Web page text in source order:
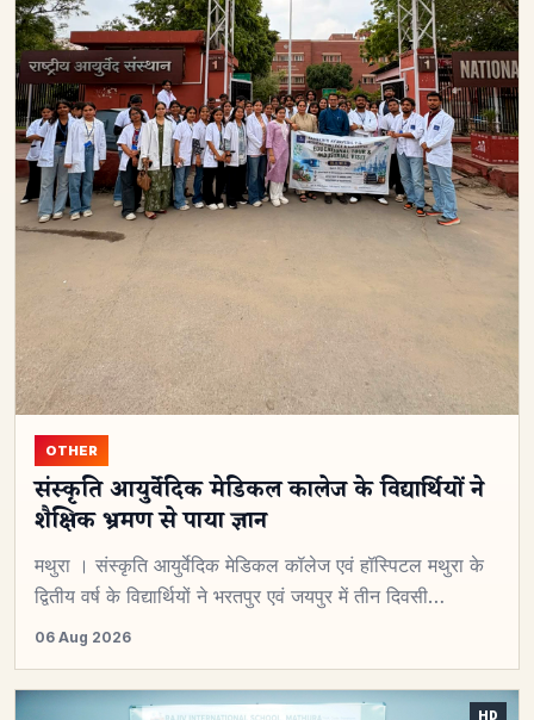
OTHER
संस्कृति आयुर्वेदिक मेडिकल कालेज के विद्यार्थियों ने
शैक्षिक भ्रमण से पाया ज्ञान
मथुरा । संस्कृति आयुर्वेदिक मेडिकल कॉलेज एवं हॉस्पिटल मथुरा के
द्वितीय वर्ष के विद्यार्थियों ने भरतपुर एवं जयपुर में तीन दिवसी…
06 Aug 2026